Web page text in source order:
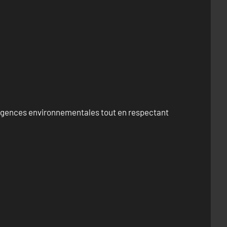
environnementales tout en respectant